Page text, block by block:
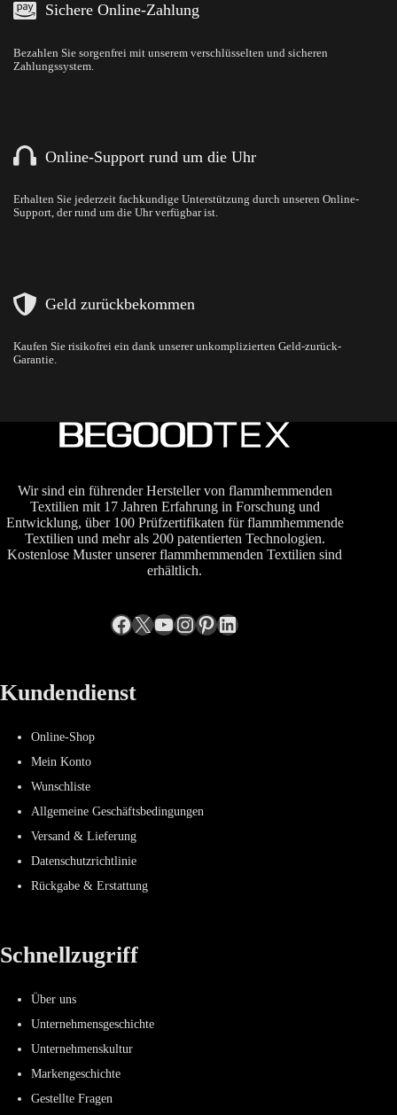
Sichere Online-Zahlung
Bezahlen Sie sorgenfrei mit unserem verschlüsselten und sicheren
Zahlungssystem.
Online-Support rund um die Uhr
Erhalten Sie jederzeit fachkundige Unterstützung durch unseren Online-
Support, der rund um die Uhr verfügbar ist.
Geld zurückbekommen
Kaufen Sie risikofrei ein dank unserer unkomplizierten Geld-zurück-
Garantie.
Wir sind ein führender Hersteller von flammhemmenden
Textilien mit 17 Jahren Erfahrung in Forschung und
Entwicklung, über 100 Prüfzertifikaten für flammhemmende
Textilien und mehr als 200 patentierten Technologien.
Kostenlose Muster unserer flammhemmenden Textilien sind
erhältlich.
Facebook
X YouTube
Instagram
Pinterest
LinkedIn
Kundendienst
Online-Shop
Mein Konto
Wunschliste
Allgemeine Geschäftsbedingungen
Versand & Lieferung
Datenschutzrichtlinie
Rückgabe & Erstattung
Schnellzugriff
Über uns
Unternehmensgeschichte
Unternehmenskultur
Markengeschichte
Gestellte Fragen